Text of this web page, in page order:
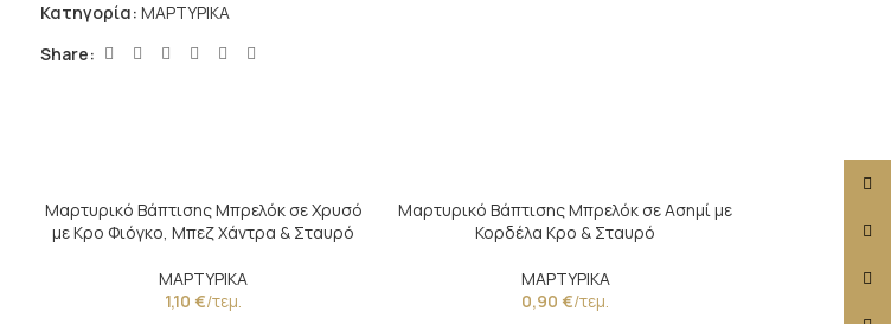
Κατηγορία: ΜΑΡΤΥΡΙΚΑ
Share:
Μαρτυρικό Βάπτισης Μπρελόκ σε Χρυσό
με Κρο Φιόγκο, Μπεζ Χάντρα & Σταυρό
ΜΑΡΤΥΡΙΚΑ
1,10 €/τεμ.
Μαρτυρικό Βάπτισης Μπρελόκ σε Ασημί με
Κορδέλα Κρο & Σταυρό
ΜΑΡΤΥΡΙΚΑ
0,90 €/τεμ.